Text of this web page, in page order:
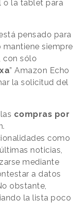
o la tablet para
pensado para
mantiene siempre
con sólo
” Amazon Echo
la solicitud del
compras por
como
noticias,
mediante
a datos
obstante,
la lista poco